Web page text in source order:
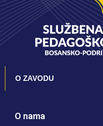
O ZAVODU
O nama